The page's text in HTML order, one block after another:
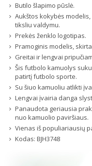
Butilo šlapimo pūslė.
Aukštos kokybės
tiksliu valdymu.
Prekės ženklo logotipas.
Pramoginis modelis,
Greitai ir lengvai
Šis futbolo kamuolys
patirtį futbolo sporte.
Su šiuo kamuoliu atlikti
Lengvai įvairia danga
Panaudota geriausia
nuo kamuolio paviršiaus.
Vienas iš populiariausių
Kodas: BJH3748